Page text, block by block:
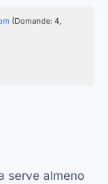
(Domande: 4,
serve almeno